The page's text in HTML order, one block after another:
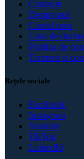
Contacte
Despre noi
Contul meu
Lista de
Politica de
Termeni și
Rețele sociale
Facebook
Instagram
Youtube
TikTok
LinkedId